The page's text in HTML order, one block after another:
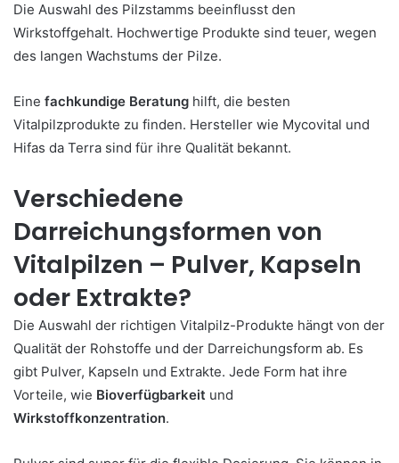
Die Auswahl des Pilzstamms beeinflusst den
Wirkstoffgehalt. Hochwertige Produkte sind teuer, wegen
des langen Wachstums der Pilze.
Eine fachkundige Beratung hilft, die besten
Vitalpilzprodukte zu finden. Hersteller wie Mycovital und
Hifas da Terra sind für ihre Qualität bekannt.
Verschiedene
Darreichungsformen von
Vitalpilzen – Pulver, Kapseln
oder Extrakte?
Die Auswahl der richtigen Vitalpilz-Produkte hängt von der
Qualität der Rohstoffe und der Darreichungsform ab. Es
gibt Pulver, Kapseln und Extrakte. Jede Form hat ihre
Vorteile, wie Bioverfügbarkeit und
Wirkstoffkonzentration.